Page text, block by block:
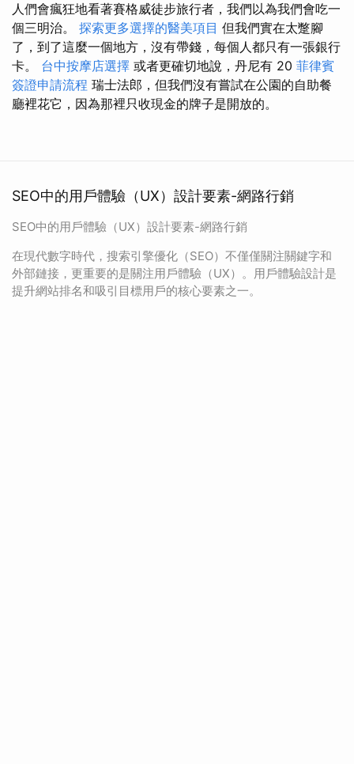
人們會瘋狂地看著賽格威徒步旅行者，我們以為我們會吃一
個三明治。 探索更多選擇的醫美項目 但我們實在太蹩腳
了，到了這麼一個地方，沒有帶錢，每個人都只有一張銀行
卡。 台中按摩店選擇 或者更確切地說，丹尼有 20 菲律賓
簽證申請流程 瑞士法郎，但我們沒有嘗試在公園的自助餐
廳裡花它，因為那裡只收現金的牌子是開放的。
SEO中的用戶體驗（UX）設計要素-網路行銷
SEO中的用戶體驗（UX）設計要素-網路行銷
在現代數字時代，搜索引擎優化（SEO）不僅僅關注關鍵字和
外部鏈接，更重要的是關注用戶體驗（UX）。用戶體驗設計是
提升網站排名和吸引目標用戶的核心要素之一。